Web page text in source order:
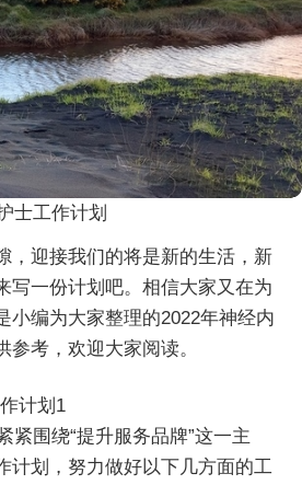
士工作计划
，迎接我们的将是新的生活，新
写一份计划吧。相信大家又在为
小编为大家整理的2022年神经内
考，欢迎大家阅读。
计划1
紧围绕“提升服务品牌”这一主
计划，努力做好以下几方面的工